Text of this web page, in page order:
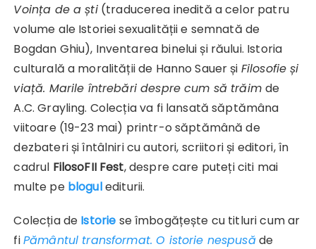
Voința de a ști(traducerea inedită a celor patru
volume ale Istoriei sexualității e semnată de
Bogdan Ghiu), Inventarea binelui și răului. Istoria
culturală a moralității de Hanno Sauer și Filosofie și
viață. Marile întrebări despre cum să trăimde
A.C. Grayling. Colecția va fi lansată săptămâna
viitoare (19-23 mai) printr-o săptămână de
dezbateri și întâlniri cu autori, scriitori și editori, în
cadrul FilosoFII Fest, despre care puteți citi mai
multe pe blogulediturii.
Colecția de Istorie se îmbogățește cu titluri cum ar
fiPământul transformat. O istorie nespusăde